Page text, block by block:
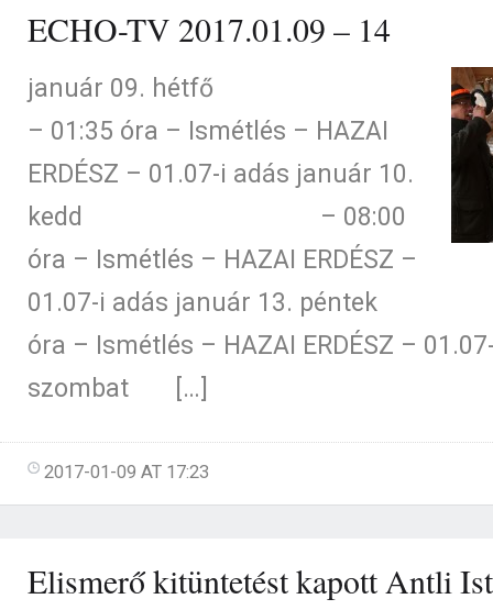
ECHO-TV 2017.01.09 – 14
január 09. hétfő
– 01:35 óra – Ismétlés – HAZAI
ERDÉSZ – 01.07-i adás január 10.
kedd – 08:00
óra – Ismétlés – HAZAI ERDÉSZ –
01.07-i adás január 13.
óra – Ismétlés – HAZAI ERDÉSZ –
szombat […]
2017-01-09 AT 17:23
Elismerő kitüntetést kapott Antli